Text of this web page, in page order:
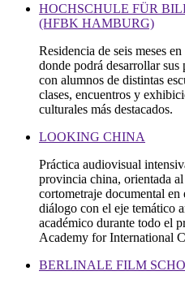
HOCHSCHULE FÜR
(HFBK HAMBURG)
Residencia de seis meses
donde podrá desarrollar
con alumnos de distintas
clases, encuentros y
culturales más destacados.
LOOKING CHINA
Práctica audiovisual
provincia china, orientada
cortometraje documental en
diálogo con el eje temático
académico durante todo el
Academy for International
BERLINALE FILM